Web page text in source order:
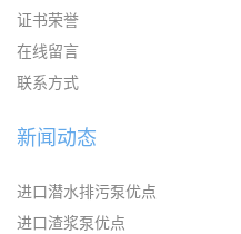
证书荣誉
在线留言
联系方式
新闻动态
进口潜水排污泵优点
进口渣浆泵优点